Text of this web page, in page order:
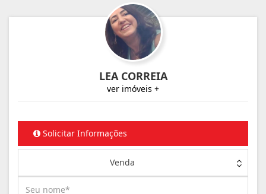
LEA CORREIA
ver imóveis +
Solicitar Informações
Venda